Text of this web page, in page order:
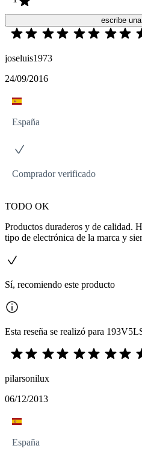
escribe
joseluis1973
24/09/2016
España
Comprador verificado
TODO OK
Productos duraderos y de calidad.
tipo de electrónica de la marca y
Sí, recomiendo este producto
Esta reseña se realizó para
pilarsonilux
06/12/2013
España